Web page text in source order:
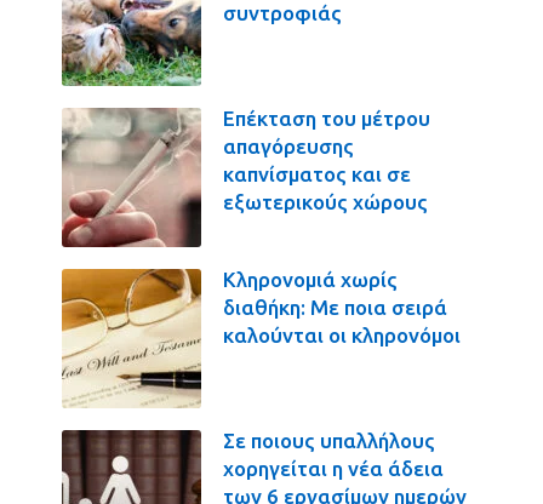
συντροφιάς
Επέκταση του μέτρου
απαγόρευσης
καπνίσματος και σε
εξωτερικούς χώρους
Κληρονομιά χωρίς
διαθήκη: Με ποια σειρά
καλούνται οι κληρονόμοι
Σε ποιους υπαλλήλους
χορηγείται η νέα άδεια
των 6 εργασίμων ημερών